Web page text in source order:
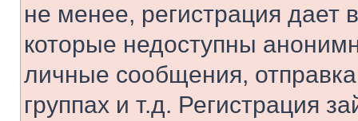
не менее, регистрация
которые недоступны
личные сообщения,
группах и т.д. Регистрация